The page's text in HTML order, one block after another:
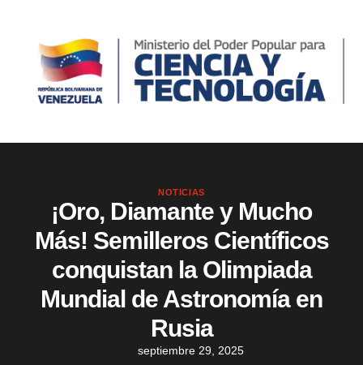
NOTICIAS
¡Oro, Diamante y Mucho
Más! Semilleros Científicos
conquistan la Olimpiada
Mundial de Astronomía en
Rusia
septiembre 29, 2025